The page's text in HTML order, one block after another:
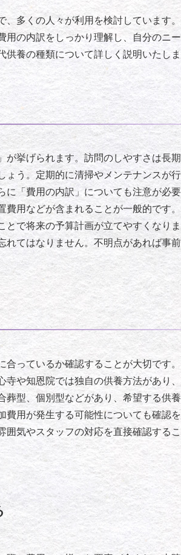
多くの人々が利用を検討しています
の内訳をしっかり理解し、自分のニ
養の種類について詳しく説明いたしま
挙げられます。訪問のしやすさは長
う。定期的に清掃やメンテナンスが
「費用の内訳」についても注意が必
用などが含まれることが一般的です
で将来の予算計画が立てやすくなり
てはなりません。不明点があれば事
っているか確認することが大切です
寺や知恩院では独自の供養方法があり
型、個別型などがあり、希望する供
用が発生する可能性についても確認
気やスタッフの対応を直接確認するこ